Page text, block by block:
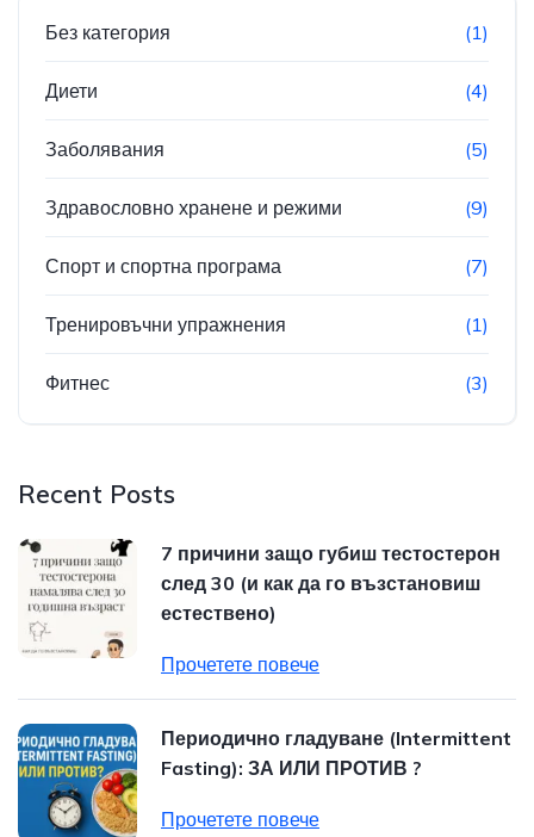
Без категория (1)
Диети (4)
Заболявания (5)
Здравословно хранене и режими (9)
Спорт и спортна програма (7)
Тренировъчни упражнения (1)
Фитнес (3)
Recent Posts
7 причини защо губиш тестостерон
след 30 (и как да го възстановиш
естествено)
Прочетете повече
Периодично гладуване (Intermittent
Fasting): ЗА ИЛИ ПРОТИВ ?
Прочетете повече